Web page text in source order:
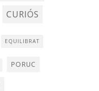
CURIÓS
EQUILIBRAT
PORUC